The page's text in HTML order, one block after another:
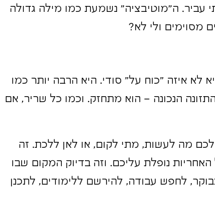
ה"מוטיבציה" נשמעת כמו מילה גדולה
מסוימים ולי לא?
לא איזה "כוח על" סודי. היא הרבה יותר כמו
הנכונה – הוא מתחזק. וכמו כל שריר, אם
מה לעשות, מתי לקום, או לאן ללכת. זה
נופלת עליכם. וזה בדיוק המקום שבו
לחפש עבודה, להירשם ללימודים, לתכנן